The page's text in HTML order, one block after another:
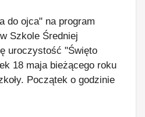
do ojca" na program
Szkole Średniej
uroczystość "Święto
18 maja bieżącego roku
Początek o godzinie